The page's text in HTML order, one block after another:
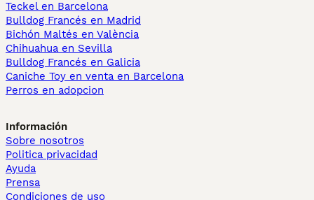
Teckel en Barcelona
Bulldog Francés en Madrid
Bichón Maltés en València
Chihuahua en Sevilla
Bulldog Francés en Galicia
Caniche Toy en venta en Barcelona
Perros en adopcion
Información
Sobre nosotros
Politica privacidad
Ayuda
Prensa
Condiciones de uso